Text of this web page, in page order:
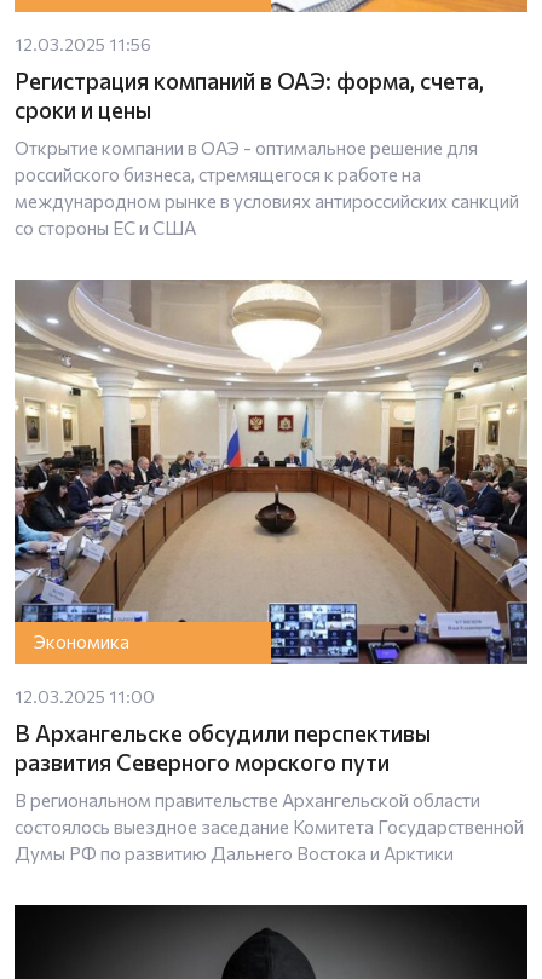
12.03.2025 11:56
Регистрация компаний в ОАЭ: форма, счета,
сроки и цены
Открытие компании в ОАЭ - оптимальное решение для
российского бизнеса, стремящегося к работе на
международном рынке в условиях антироссийских санкций
со стороны ЕС и США
Экономика
12.03.2025 11:00
В Архангельске обсудили перспективы
развития Северного морского пути
В региональном правительстве Архангельской области
состоялось выездное заседание Комитета Государственной
Думы РФ по развитию Дальнего Востока и Арктики